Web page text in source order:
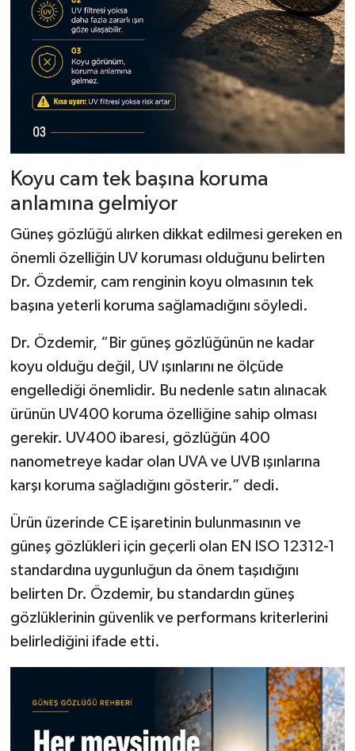
Koyu cam tek başına koruma
anlamına gelmiyor
Güneş gözlüğü alırken dikkat edilmesi gereken en
önemli özelliğin UV koruması olduğunu belirten
Dr. Özdemir, cam renginin koyu olmasının tek
başına yeterli koruma sağlamadığını söyledi.
Dr. Özdemir, “Bir güneş gözlüğünün ne kadar
koyu olduğu değil, UV ışınlarını ne ölçüde
engellediği önemlidir. Bu nedenle satın alınacak
ürünün UV400 koruma özelliğine sahip olması
gerekir. UV400 ibaresi, gözlüğün 400
nanometreye kadar olan UVA ve UVB ışınlarına
karşı koruma sağladığını gösterir.” dedi.
Ürün üzerinde CE işaretinin bulunmasının ve
güneş gözlükleri için geçerli olan EN ISO 12312-1
standardına uygunluğun da önem taşıdığını
belirten Dr. Özdemir, bu standardın güneş
gözlüklerinin güvenlik ve performans kriterlerini
belirlediğini ifade etti.